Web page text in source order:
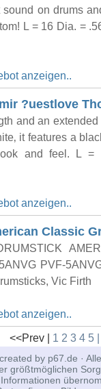
sound on drums
L = 16 Dia. =
anzeigen..
?uestlove
and an
it features a
and feel. L =
anzeigen..
Classic
PVF-
Vic Firth
anzeigen..
<<Prev | 1 2 3 4 5
by p67.de ·
größtmöglichen